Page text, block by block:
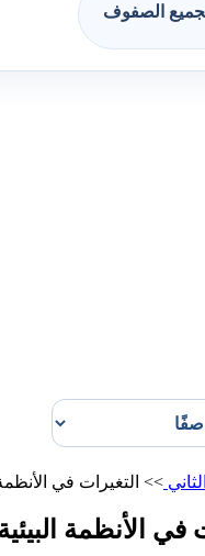
الصفوف
>> التغيرات في
في الأنظمة